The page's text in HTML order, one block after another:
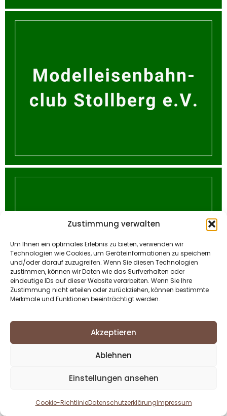
Zustimmung verwalten
Um Ihnen ein optimales Erlebnis zu bieten, verwenden wir
Technologien wie Cookies, um Geräteinformationen zu speichern
und/oder darauf zuzugreifen. Wenn Sie diesen Technologien
zustimmen, können wir Daten wie das Surfverhalten oder
eindeutige IDs auf dieser Website verarbeiten. Wenn Sie Ihre
Zustimmung nicht erteilen oder zurückziehen, können bestimmte
Merkmale und Funktionen beeinträchtigt werden.
Akzeptieren
Ablehnen
Einstellungen ansehen
Cookie-RichtlinieDatenschutzerklärungImpressum
Deutsch